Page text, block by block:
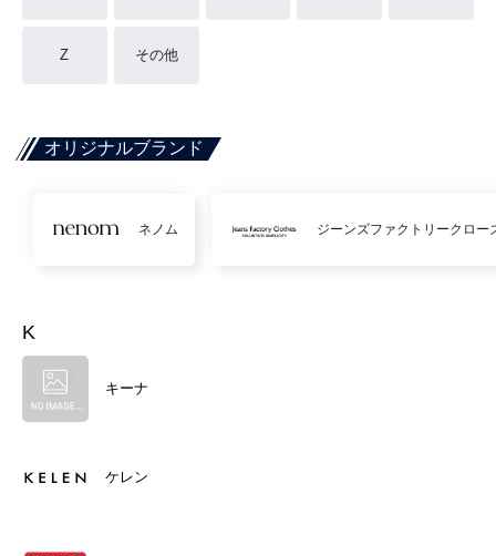
Z その他
オリジナルブランド
ネノム ジーンズファクトリークロー
K
キーナ
ケレン